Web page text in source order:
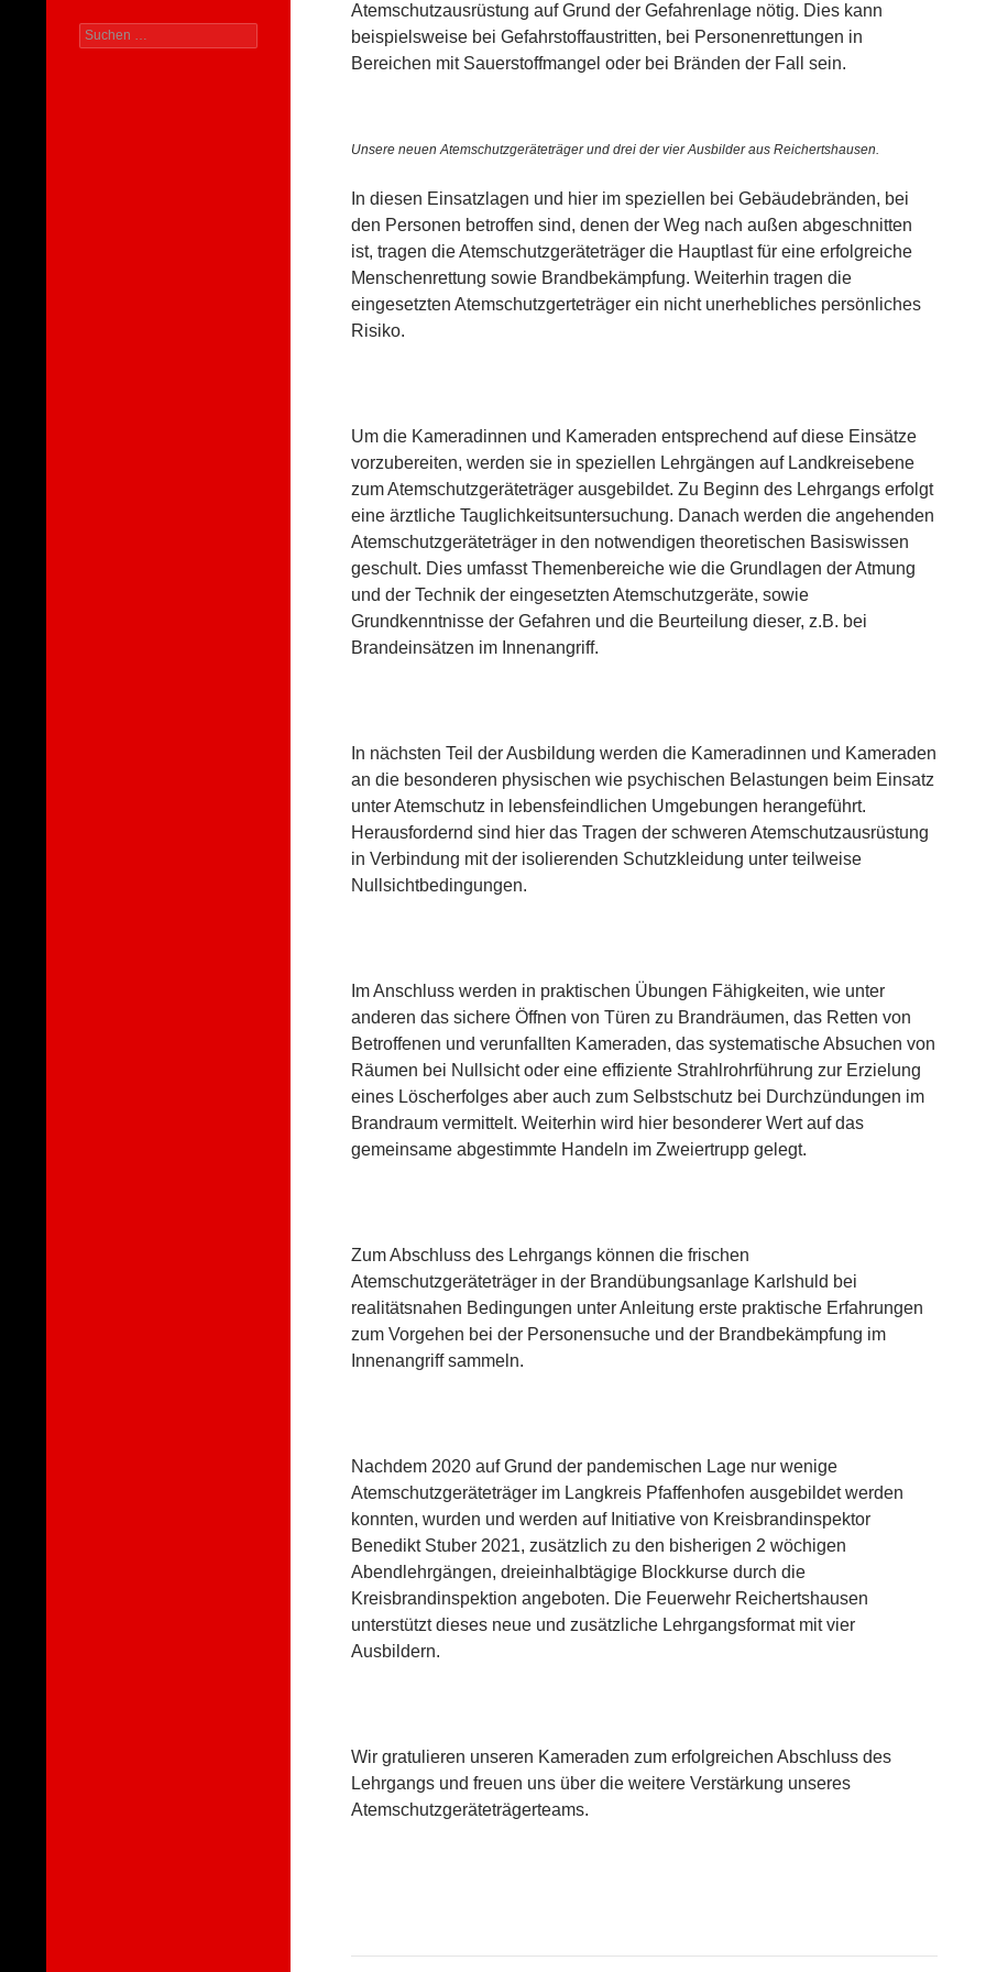
Atemschutzausrüstung auf Grund der Gefahrenlage nötig. Dies kann
beispielsweise bei Gefahrstoffaustritten, bei Personenrettungen in
Bereichen mit Sauerstoffmangel oder bei Bränden der Fall sein.
Unsere neuen Atemschutzgeräteträger und drei der vier Ausbilder aus Reichertshausen.
In diesen Einsatzlagen und hier im speziellen bei Gebäudebränden, bei
den Personen betroffen sind, denen der Weg nach außen abgeschnitten
ist, tragen die Atemschutzgeräteträger die Hauptlast für eine erfolgreiche
Menschenrettung sowie Brandbekämpfung. Weiterhin tragen die
eingesetzten Atemschutzgerteträger ein nicht unerhebliches persönliches
Risiko.
Um die Kameradinnen und Kameraden entsprechend auf diese Einsätze
vorzubereiten, werden sie in speziellen Lehrgängen auf Landkreisebene
zum Atemschutzgeräteträger ausgebildet. Zu Beginn des Lehrgangs erfolgt
eine ärztliche Tauglichkeitsuntersuchung. Danach werden die angehenden
Atemschutzgeräteträger in den notwendigen theoretischen Basiswissen
geschult. Dies umfasst Themenbereiche wie die Grundlagen der Atmung
und der Technik der eingesetzten Atemschutzgeräte, sowie
Grundkenntnisse der Gefahren und die Beurteilung dieser, z.B. bei
Brandeinsätzen im Innenangriff.
In nächsten Teil der Ausbildung werden die Kameradinnen und Kameraden
an die besonderen physischen wie psychischen Belastungen beim Einsatz
unter Atemschutz in lebensfeindlichen Umgebungen herangeführt.
Herausfordernd sind hier das Tragen der schweren Atemschutzausrüstung
in Verbindung mit der isolierenden Schutzkleidung unter teilweise
Nullsichtbedingungen.
Im Anschluss werden in praktischen Übungen Fähigkeiten, wie unter
anderen das sichere Öffnen von Türen zu Brandräumen, das Retten von
Betroffenen und verunfallten Kameraden, das systematische Absuchen von
Räumen bei Nullsicht oder eine effiziente Strahlrohrführung zur Erzielung
eines Löscherfolges aber auch zum Selbstschutz bei Durchzündungen im
Brandraum vermittelt. Weiterhin wird hier besonderer Wert auf das
gemeinsame abgestimmte Handeln im Zweiertrupp gelegt.
Zum Abschluss des Lehrgangs können die frischen
Atemschutzgeräteträger in der Brandübungsanlage Karlshuld bei
realitätsnahen Bedingungen unter Anleitung erste praktische Erfahrungen
zum Vorgehen bei der Personensuche und der Brandbekämpfung im
Innenangriff sammeln.
Nachdem 2020 auf Grund der pandemischen Lage nur wenige
Atemschutzgeräteträger im Langkreis Pfaffenhofen ausgebildet werden
konnten, wurden und werden auf Initiative von Kreisbrandinspektor
Benedikt Stuber 2021, zusätzlich zu den bisherigen 2 wöchigen
Abendlehrgängen, dreieinhalbtägige Blockkurse durch die
Kreisbrandinspektion angeboten. Die Feuerwehr Reichertshausen
unterstützt dieses neue und zusätzliche Lehrgangsformat mit vier
Ausbildern.
Wir gratulieren unseren Kameraden zum erfolgreichen Abschluss des
Lehrgangs und freuen uns über die weitere Verstärkung unseres
Atemschutzgeräteträgerteams.
Suchen
nach: